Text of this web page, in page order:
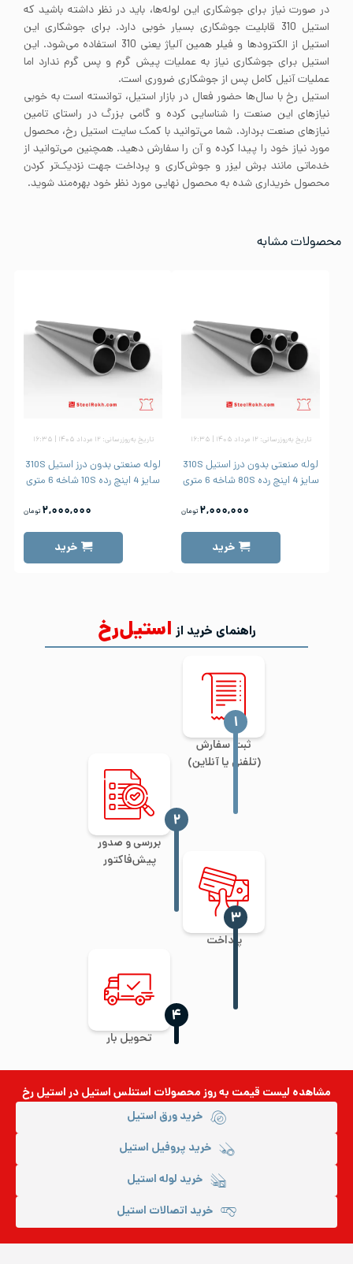
در صورت نیاز برای جوشکاری این لوله‌ها، باید در نظر داشته باشید که
استیل 310 قابلیت جوشکاری بسیار خوبی دارد. برای جوشکاری این
استیل از الکترودها و فیلر همین آلیاژ یعنی 310 استفاده می‌شود. این
استیل برای جوشکاری نیاز به عملیات پیش گرم و پس گرم ندارد اما
عملیات آنیل کامل پس از جوشکاری ضروری است.
استیل رخ با سال‌ها حضور فعال در بازار استیل، توانسته است به خوبی
نیاز‌های این صنعت را شناسایی کرده و گامی بزرگ در راستای تامین
نیاز‌های صنعت بردارد. شما می‌توانید با کمک سایت استیل رخ، محصول
مورد نیاز خود را پیدا کرده و آن‌ را سفارش دهید. همچنین می‌توانید از
خدماتی مانند برش لیزر و جوش‌کاری و پرداخت جهت نزدیک‌تر کردن
محصول خریداری شده به محصول نهایی مورد نظر خود بهره‌مند شوید.
محصولات مشابه
تاریخ به‌روزرسانی: ۱۲ مرداد ۱۴۰۵ | ۱۶:۳۵
لوله صنعتی بدون درز استیل 310S
سایز 4 اینچ رده 80S شاخه 6 متری
۲,۰۰۰,۰۰۰ تومان
خرید
تاریخ به‌روزرسانی: ۱۲ مرداد ۱۴۰۵ | ۱۶:۳۵
لوله صنعتی بدون درز استیل 310S
سایز 4 اینچ رده 10S شاخه 6 متری
۲,۰۰۰,۰۰۰ تومان
خرید
راهنمای خرید از استیل‌رخ
ثبت سفارش
(تلفنی یا آنلاین)
‍۱
بررسی و صدور
پیش‌فاکتور
‍۲
پرداخت
‍۳
تحویل بار
‍۴
مشاهده لیست قیمت به روزمحصولات استنلس استیلدر استیل رخ
خرید ورق استیل
خرید پروفیل استیل
خرید لوله استیل
خرید اتصالات استیل